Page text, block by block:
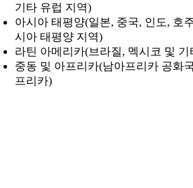
기타 유럽 지역)
아시아 태평양(일본, 중국, 인도, 호
시아 태평양 지역)
라틴 아메리카(브라질, 멕시코 및
중동 및 아프리카(남아프리카 공화
프리카)